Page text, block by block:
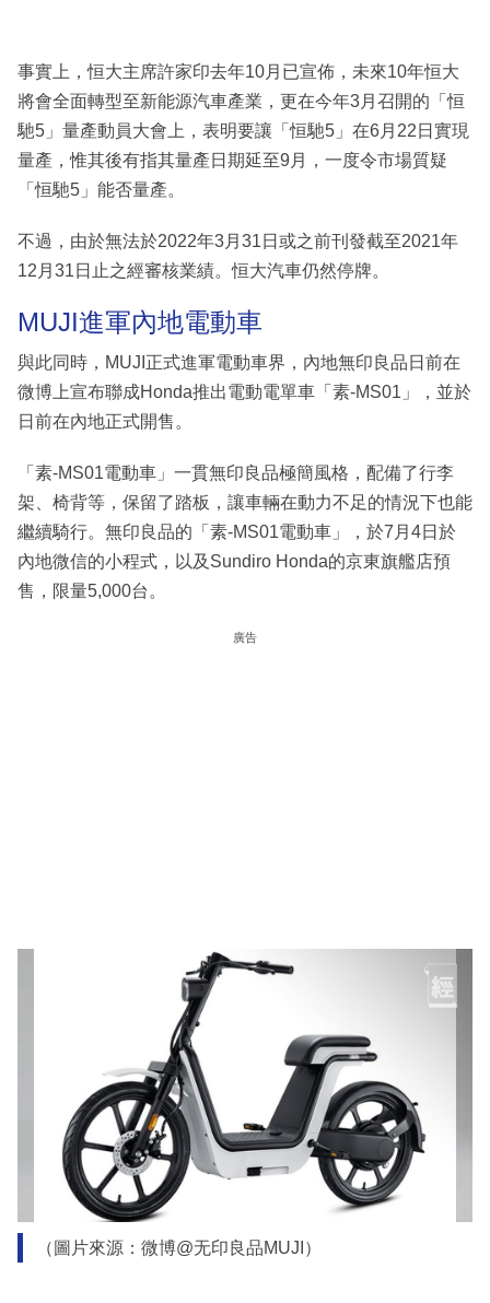
事實上，恒大主席許家印去年10月已宣佈，未來10年恒大
將會全面轉型至新能源汽車產業，更在今年3月召開的「恒
馳5」量產動員大會上，表明要讓「恒馳5」在6月22日實現
量產，惟其後有指其量產日期延至9月，一度令市場質疑
「恒馳5」能否量產。
不過，由於無法於2022年3月31日或之前刊發截至2021年
12月31日止之經審核業績。恒大汽車仍然停牌。
MUJI進軍內地電動車
與此同時，MUJI正式進軍電動車界，內地無印良品日前在
微博上宣布聯成Honda推出電動電單車「素-MS01」，並於
日前在內地正式開售。
「素-MS01電動車」一貫無印良品極簡風格，配備了行李
架、椅背等，保留了踏板，讓車輛在動力不足的情況下也能
繼續騎行。無印良品的「素-MS01電動車」，於7月4日於
內地微信的小程式，以及Sundiro Honda的京東旗艦店預
售，限量5,000台。
廣告
（圖片來源：微博@无印良品MUJI）